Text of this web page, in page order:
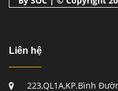
Liên hệ
223,QL1A,KP.Bình